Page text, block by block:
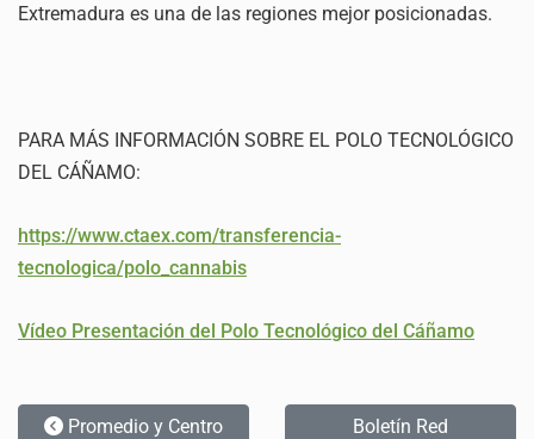
Extremadura es una de las regiones mejor posicionadas.
PARA MÁS INFORMACIÓN SOBRE EL POLO TECNOLÓGICO
DEL CÁÑAMO:
https://www.ctaex.com/transferencia-
tecnologica/polo_cannabis
Vídeo Presentación del Polo Tecnológico del Cáñamo
Promedio y Centro
Boletín Red